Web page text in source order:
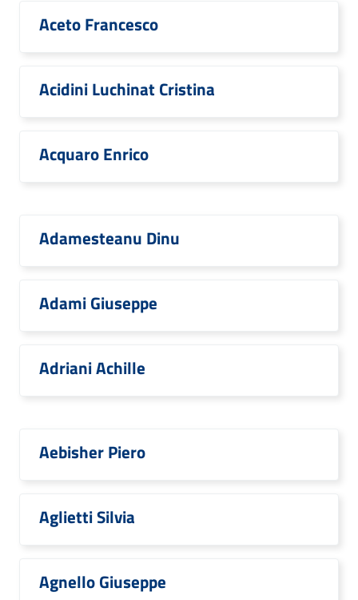
Aceto Francesco
Acidini Luchinat Cristina
Acquaro Enrico
Adamesteanu Dinu
Adami Giuseppe
Adriani Achille
Aebisher Piero
Aglietti Silvia
Agnello Giuseppe